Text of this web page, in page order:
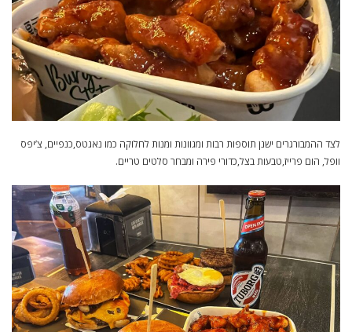
לצד ההמבורגרים ישנן תוספות רבות ומגוונות ומנות לחלוקה כמו נאגטס,כנפיים, צ’יפס
וופל, הום פרייז,טבעות בצל,כדורי פירה ומבחר סלטים טריים.